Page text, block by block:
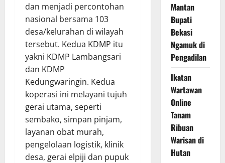
dan menjadi percontohan
nasional bersama 103
desa/kelurahan di wilayah
tersebut. Kedua KDMP itu
yakni KDMP Lambangsari
dan KDMP
Kedungwaringin. Kedua
koperasi ini melayani tujuh
gerai utama, seperti
sembako, simpan pinjam,
layanan obat murah,
pengelolaan logistik, klinik
desa, gerai elpiji dan pupuk
Mantan
Bupati
Bekasi
Ngamuk di
Pengadilan
Ikatan
Wartawan
Online
Tanam
Ribuan
Warisan di
Hutan